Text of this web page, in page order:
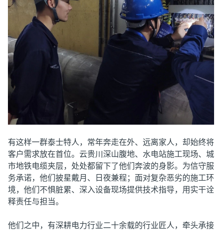
有这样一群泰士特人，常年奔走在外、远离家人，却始终将
客户需求放在首位。云贵川深山腹地、水电站施工现场、城
市地铁电缆夹层，处处都留下了他们奔波的身影。为信守服
务承诺，他们披星戴月、日夜兼程；面对复杂恶劣的施工环
境，他们不惧脏累、深入设备现场提供技术指导，用实干诠
释责任与担当。
他们之中，有深耕电力行业二十余载的行业匠人，牵头承接